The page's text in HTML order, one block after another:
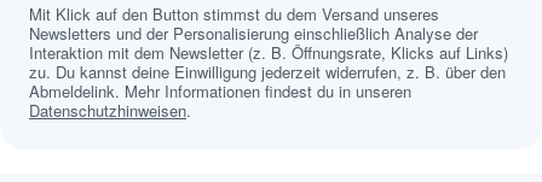
Mit Klick auf den Button stimmst du dem Versand unseres
Newsletters und der Personalisierung einschließlich Analyse der
Interaktion mit dem Newsletter (z. B. Öffnungsrate, Klicks auf Links)
zu. Du kannst deine Einwilligung jederzeit widerrufen, z. B. über den
Abmeldelink. Mehr Informationen findest du in unseren
Datenschutzhinweisen.